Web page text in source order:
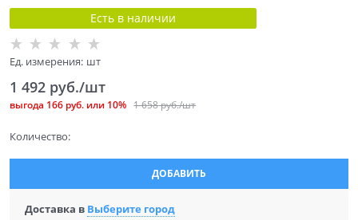
Есть в наличии
Ед. измерения: шт
1 658 руб./шт
1 492 руб./шт
выгода 166 руб. или 10%
Количество:
ДОБАВИТЬ
Доставка в Выберите город